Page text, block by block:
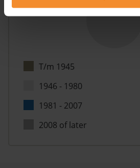
T/m 1945
1946 - 1980
1981 - 2007
2008 of later